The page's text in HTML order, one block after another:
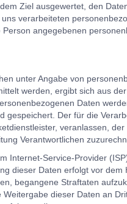
Ziel ausgewertet, den
verarbeiteten
angegebenen
unter Angabe von
werden, ergibt sich aus
Daten
gespeichert. Der für die
veranlassen, der
Verantwortlichen
Internet-Service-Provider
dieser Daten erfolgt vor dem
begangene Straftaten
dieser Daten an